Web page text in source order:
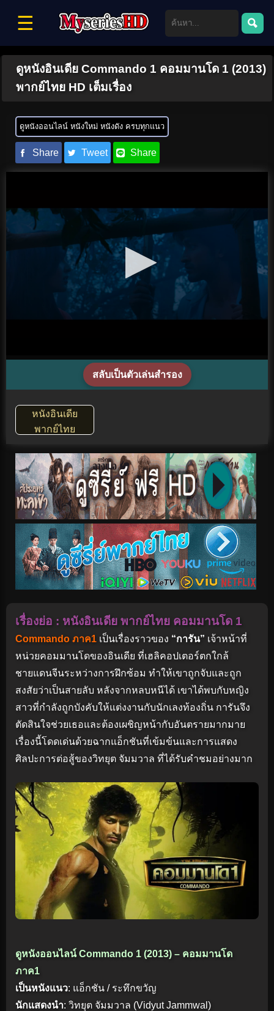
☰
ดูหนังอินเดีย Commando 1 คอมมานโด 1 (2013)
พากย์ไทย HD เต็มเรื่อง
ดูหนังออนไลน์ หนังใหม่ หนังดัง ครบทุกแนว
Share Tweet Share
สลับเป็นตัวเล่นสำรอง
หนังอินเดีย
พากย์ไทย
เรื่องย่อ : หนังอินเดีย พากย์ไทย คอมมานโด 1
Commando ภาค1 เป็นเรื่องราวของ “การัน” เจ้าหน้าที่
หน่วยคอมมานโดของอินเดีย ที่เฮลิคอปเตอร์ตกใกล้
ชายแดนจีนระหว่างการฝึกซ้อม ทำให้เขาถูกจับและถูก
สงสัยว่าเป็นสายลับ หลังจากหลบหนีได้ เขาได้พบกับหญิง
สาวที่กำลังถูกบังคับให้แต่งงานกับนักเลงท้องถิ่น การันจึง
ตัดสินใจช่วยเธอและต้องเผชิญหน้ากับอันตรายมากมาย
เรื่องนี้โดดเด่นด้วยฉากแอ็กชันที่เข้มข้นและการแสดง
ศิลปะการต่อสู้ของวิทยุต จัมมวาล ที่ได้รับคำชมอย่างมาก
ดูหนังออนไลน์ Commando 1 (2013) – คอมมานโด
ภาค1
เป็นหนังแนว: แอ็กชัน / ระทึกขวัญ
นักแสดงนำ: วิทยุต จัมมวาล (Vidyut Jammwal)